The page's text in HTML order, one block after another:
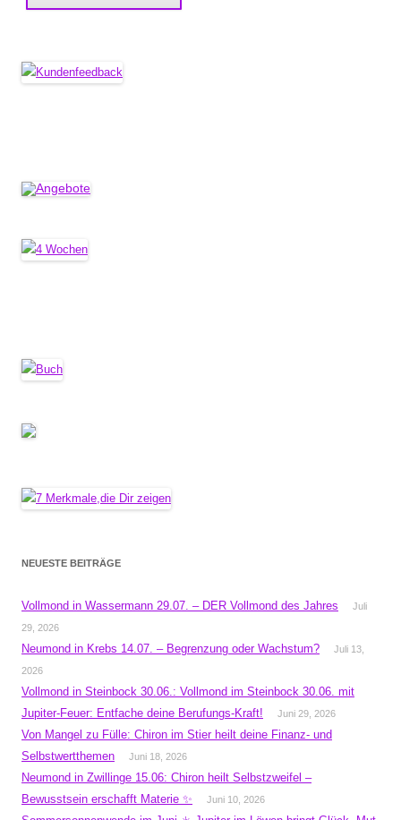
NEUESTE BEITRÄGE
Vollmond in Wassermann 29.07. – DER Vollmond des Jahres
Juli
29, 2026
Neumond in Krebs 14.07. – Begrenzung oder Wachstum?
Juli 13,
2026
Vollmond in Steinbock 30.06.: Vollmond im Steinbock 30.06. mit
Jupiter-Feuer: Entfache deine Berufungs-Kraft!
Juni 29, 2026
Von Mangel zu Fülle: Chiron im Stier heilt deine Finanz- und
Selbstwertthemen
Juni 18, 2026
Neumond in Zwillinge 15.06: Chiron heilt Selbstzweifel –
Bewusstsein erschafft Materie ✨
Juni 10, 2026